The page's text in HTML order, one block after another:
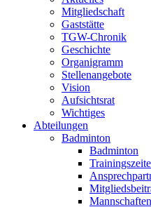
Mitgliedschaft
Gaststätte
TGW-Chronik
Geschichte
Organigramm
Stellenangebote
Vision
Aufsichtsrat
Wichtiges
Abteilungen
Badminton
Badminton
Mannschaften